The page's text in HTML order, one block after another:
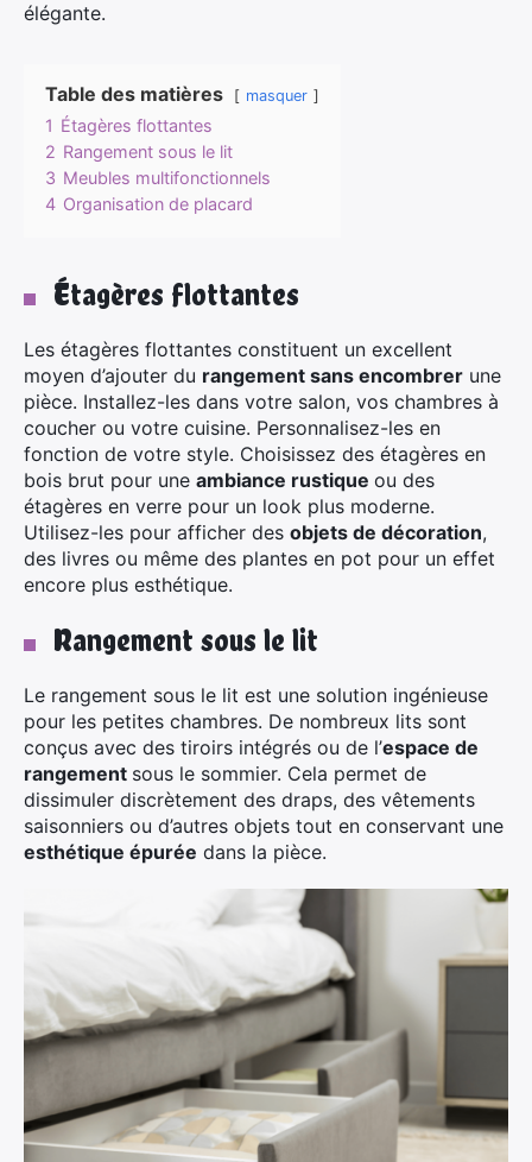
élégante.
Table des matières masquer
1 Étagères flottantes
2 Rangement sous le lit
3 Meubles multifonctionnels
4 Organisation de placard
Étagères flottantes
Les étagères flottantes constituent un excellent
moyen d’ajouter du rangement sans encombrer une
pièce. Installez-les dans votre salon, vos chambres à
coucher ou votre cuisine. Personnalisez-les en
fonction de votre style. Choisissez des étagères en
bois brut pour une ambiance rustique ou des
étagères en verre pour un look plus moderne.
Utilisez-les pour afficher des objets de décoration,
des livres ou même des plantes en pot pour un effet
encore plus esthétique.
Rangement sous le lit
Le rangement sous le lit est une solution ingénieuse
pour les petites chambres. De nombreux lits sont
conçus avec des tiroirs intégrés ou de l’espace de
rangement sous le sommier. Cela permet de
dissimuler discrètement des draps, des vêtements
saisonniers ou d’autres objets tout en conservant une
esthétique épurée dans la pièce.